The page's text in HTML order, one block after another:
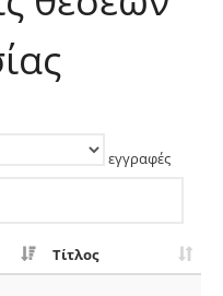
εγγραφές
Τίτλος